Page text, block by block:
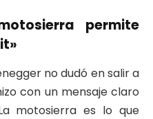
permite
no dudó en salir a
con un mensaje claro
motosierra es lo que